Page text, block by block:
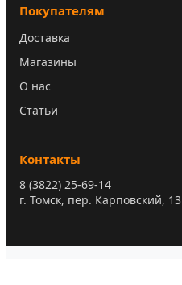
Покупателям
Доставка
Магазины
О нас
Статьи
Контакты
8 (3822) 25-69-14
г. Томск, пер. Карповский, 13